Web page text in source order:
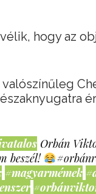
hogy az
Orbán
beszél!
#magyarmémek